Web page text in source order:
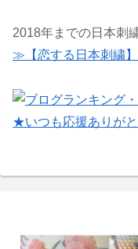
2018年までの日本刺
≫【恋する日本刺繍】
★いつも応援ありが